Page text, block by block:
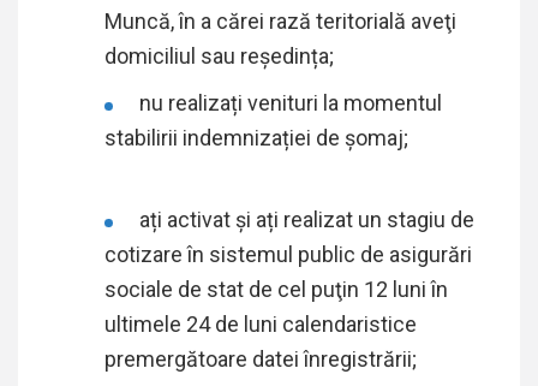
Muncă, în a cărei rază teritorială aveţi
domiciliul sau reședința;
nu realizați venituri la momentul
stabilirii indemnizației de şomaj;
ați activat şi ați realizat un stagiu de
cotizare în sistemul public de asigurări
sociale de stat de cel puţin 12 luni în
ultimele 24 de luni calendaristice
premergătoare datei înregistrării;